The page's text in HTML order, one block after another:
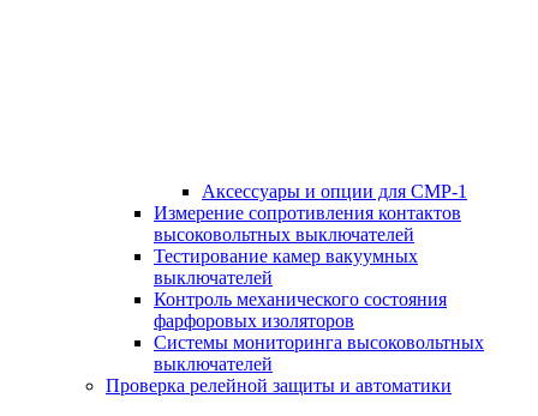
Аксессуары и опции для СМР-1
Измерение сопротивления контактов
высоковольтных выключателей
Тестирование камер вакуумных
выключателей
Контроль механического состояния
фарфоровых изоляторов
Системы мониторинга высоковольтных
выключателей
Проверка релейной защиты и автоматики